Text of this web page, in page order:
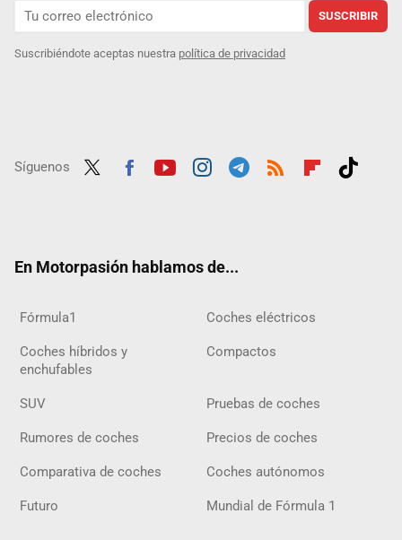
SUSCRIBIR
Suscribiéndote aceptas nuestra política de privacidad
Síguenos
En Motorpasión hablamos de...
Fórmula1 Coches eléctricos
Coches híbridos y
enchufables
Compactos
SUV Pruebas de coches
Rumores de coches Precios de coches
Comparativa de coches Coches autónomos
Futuro Mundial de Fórmula 1